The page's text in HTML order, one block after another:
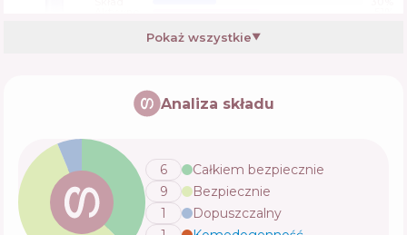
Cleansing Oil
Pyunkang Yul Deep Cleansing Oil
Skład
Aktywne
Pokaż wszystkie▼
Analiza składu
6
Całkiem bezpiecznie
9
Bezpiecznie
1
Dopuszczalny